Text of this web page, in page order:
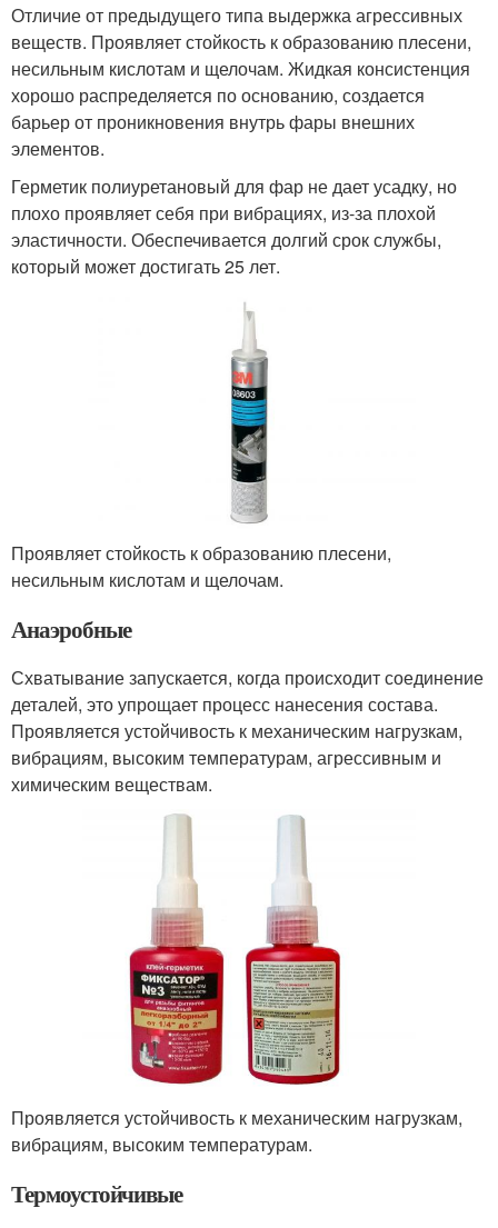
Отличие от предыдущего типа выдержка агрессивных
веществ. Проявляет стойкость к образованию плесени,
несильным кислотам и щелочам. Жидкая консистенция
хорошо распределяется по основанию, создается
барьер от проникновения внутрь фары внешних
элементов.
Герметик полиуретановый для фар не дает усадку, но
плохо проявляет себя при вибрациях, из-за плохой
эластичности. Обеспечивается долгий срок службы,
который может достигать 25 лет.
Проявляет стойкость к образованию плесени,
несильным кислотам и щелочам.
Анаэробные
Схватывание запускается, когда происходит соединение
деталей, это упрощает процесс нанесения состава.
Проявляется устойчивость к механическим нагрузкам,
вибрациям, высоким температурам, агрессивным и
химическим веществам.
Проявляется устойчивость к механическим нагрузкам,
вибрациям, высоким температурам.
Термоустойчивые